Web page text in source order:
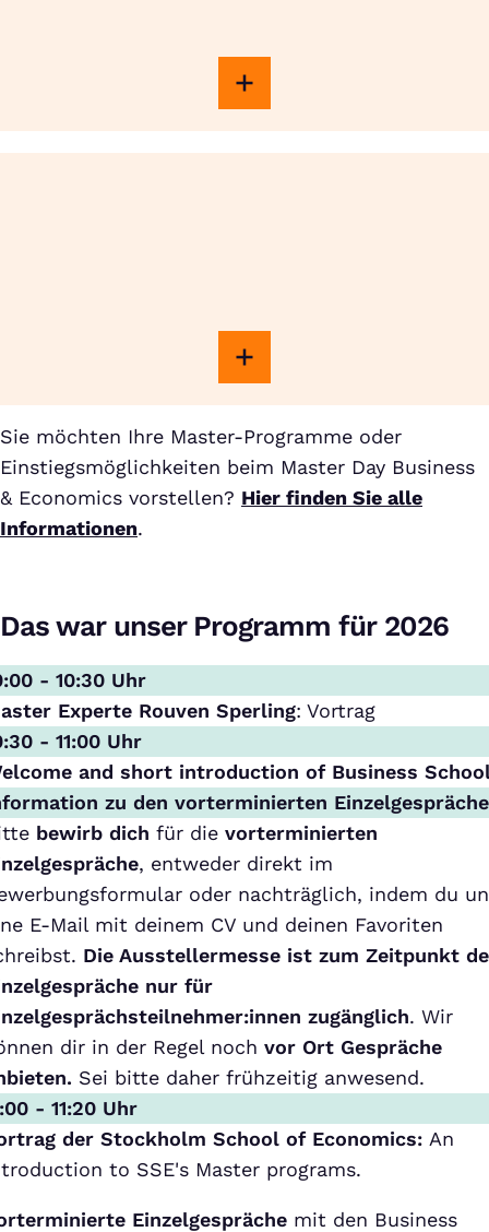
Sie möchten Ihre Master-Programme oder
Einstiegsmöglichkeiten beim Master Day Business
& Economics vorstellen? Hier finden Sie alle
Informationen.
Das war unser Programm für 2026
- 10:30 Uhr
Experte Rouven Sperling: Vortrag
- 11:00 Uhr
and short introduction of Business
zu den vorterminierten
bewirb dich für dievorterminierten
, entweder direkt im
oder nachträglich, indem du
E-Mail mit deinem CV und deinen Favoriten
Die Ausstellermesse ist zum Zeitpunkt
nur für
zugänglich. Wir
dir in der Regel nochvor Ort Gespräche
Sei bitte daher frühzeitig anwesend.
- 11:20 Uhr
der Stockholm School of Economics: An
to SSE's Master programs.
Einzelgespräche mit den Business